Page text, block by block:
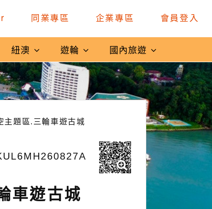
同業專區 企業專區 會員登入
紐澳 遊輪 國內旅遊
主題區.三輪車遊古城
車遊古城